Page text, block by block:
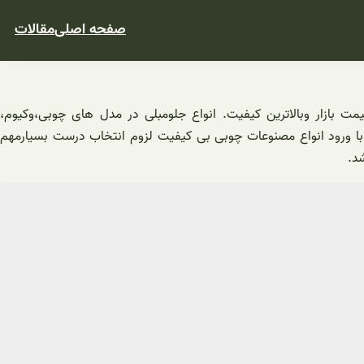
صفحه اصلیمقالات
بازار وبالاترین کیفیت. انواع جلومبلی در مدل های چوبی،وکیوم،
ورود انواع مصنوعات چوبی بی کیفیت لزوم انتخاب درست بسیارمهم